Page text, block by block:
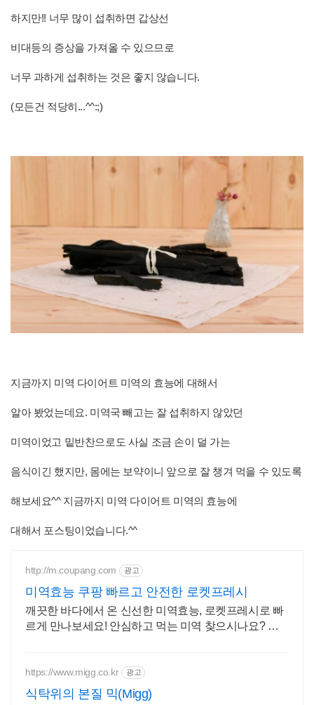
하지만!! 너무 많이 섭취하면 갑상선
비대등의 증상을 가져올 수 있으므로
너무 과하게 섭취하는 것은 좋지 않습니다.
(모든건 적당히...^^:;)
지금까지 미역 다이어트 미역의 효능에 대해서
알아 봤었는데요. 미역국 빼고는 잘 섭취하지 않았던
미역이었고 밑반찬으로도 사실 조금 손이 덜 가는
음식이긴 했지만, 몸에는 보약이니 앞으로 잘 챙겨 먹을 수 있도록
해보세요^^ 지금까지 미역 다이어트 미역의 효능에
대해서 포스팅이었습니다.^^
http://m.coupang.com 광고
미역효능 쿠팡 빠르고 안전한 로켓프레시
깨끗한 바다에서 온 신선한 미역효능, 로켓프레시로 빠
르게 만나보세요! 안심하고 먹는 미역 찾으시나요? 쿠
https://www.migg.co.kr 광고
식탁위의 본질 믹(Migg)